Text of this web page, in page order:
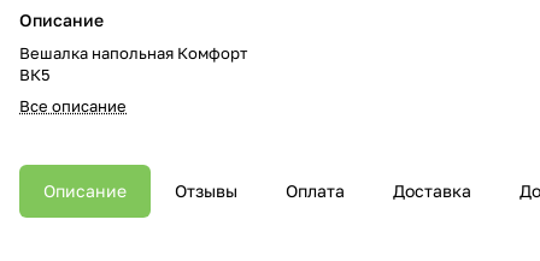
Описание
Вешалка напольная Комфорт
ВК5
Все описание
Описание Отзывы Оплата Доставка